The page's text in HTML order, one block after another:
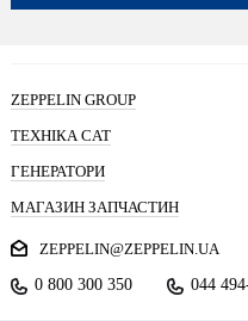
ZEPPELIN GROUP
ТЕХНІКА CAT
ГЕНЕРАТОРИ
МАГАЗИН ЗАПЧАСТИН
ZEPPELIN@ZEPPELIN.UA
0 800 300 350
044